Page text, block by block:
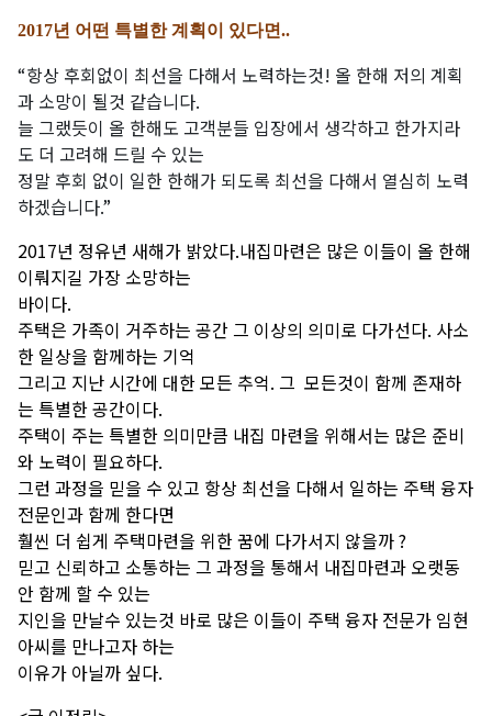
2017년 어떤 특별한 계획이 있다면..
“항상 후회없이 최선을 다해서 노력하는것! 올 한해 저의 계획
과 소망이 될것 같습니다.
늘 그랬듯이 올 한해도 고객분들 입장에서 생각하고 한가지라
도 더 고려해 드릴 수 있는
정말 후회 없이 일한 한해가 되도록 최선을 다해서 열심히 노력
하겠습니다.”
2017년 정유년 새해가 밝았다.내집마련은 많은 이들이 올 한해
이뤄지길 가장 소망하는
바이다.
주택은 가족이 거주하는 공간 그 이상의 의미로 다가선다. 사소
한 일상을 함께하는 기억
그리고 지난 시간에 대한 모든 추억. 그 모든것이 함께 존재하
는 특별한 공간이다.
주택이 주는 특별한 의미만큼 내집 마련을 위해서는 많은 준비
와 노력이 필요하다.
그런 과정을 믿을 수 있고 항상 최선을 다해서 일하는 주택 융자
전문인과 함께 한다면
훨씬 더 쉽게 주택마련을 위한 꿈에 다가서지 않을까 ?
믿고 신뢰하고 소통하는 그 과정을 통해서 내집마련과 오랫동
안 함께 할 수 있는
지인을 만날수 있는것 바로 많은 이들이 주택 융자 전문가 임현
아씨를 만나고자 하는
이유가 아닐까 싶다.